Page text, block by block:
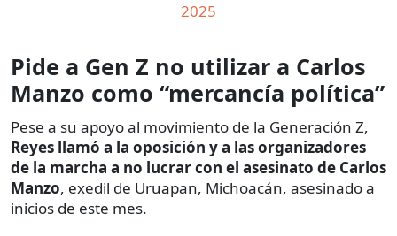
2025
Pide a Gen Z no utilizar a Carlos
Manzo como “mercancía política”
Pese a su apoyo al movimiento de la Generación Z,
Reyes llamó a la oposición y a las organizadores
de la marcha a no lucrar con el asesinato de Carlos
Manzo, exedil de Uruapan, Michoacán, asesinado a
inicios de este mes.